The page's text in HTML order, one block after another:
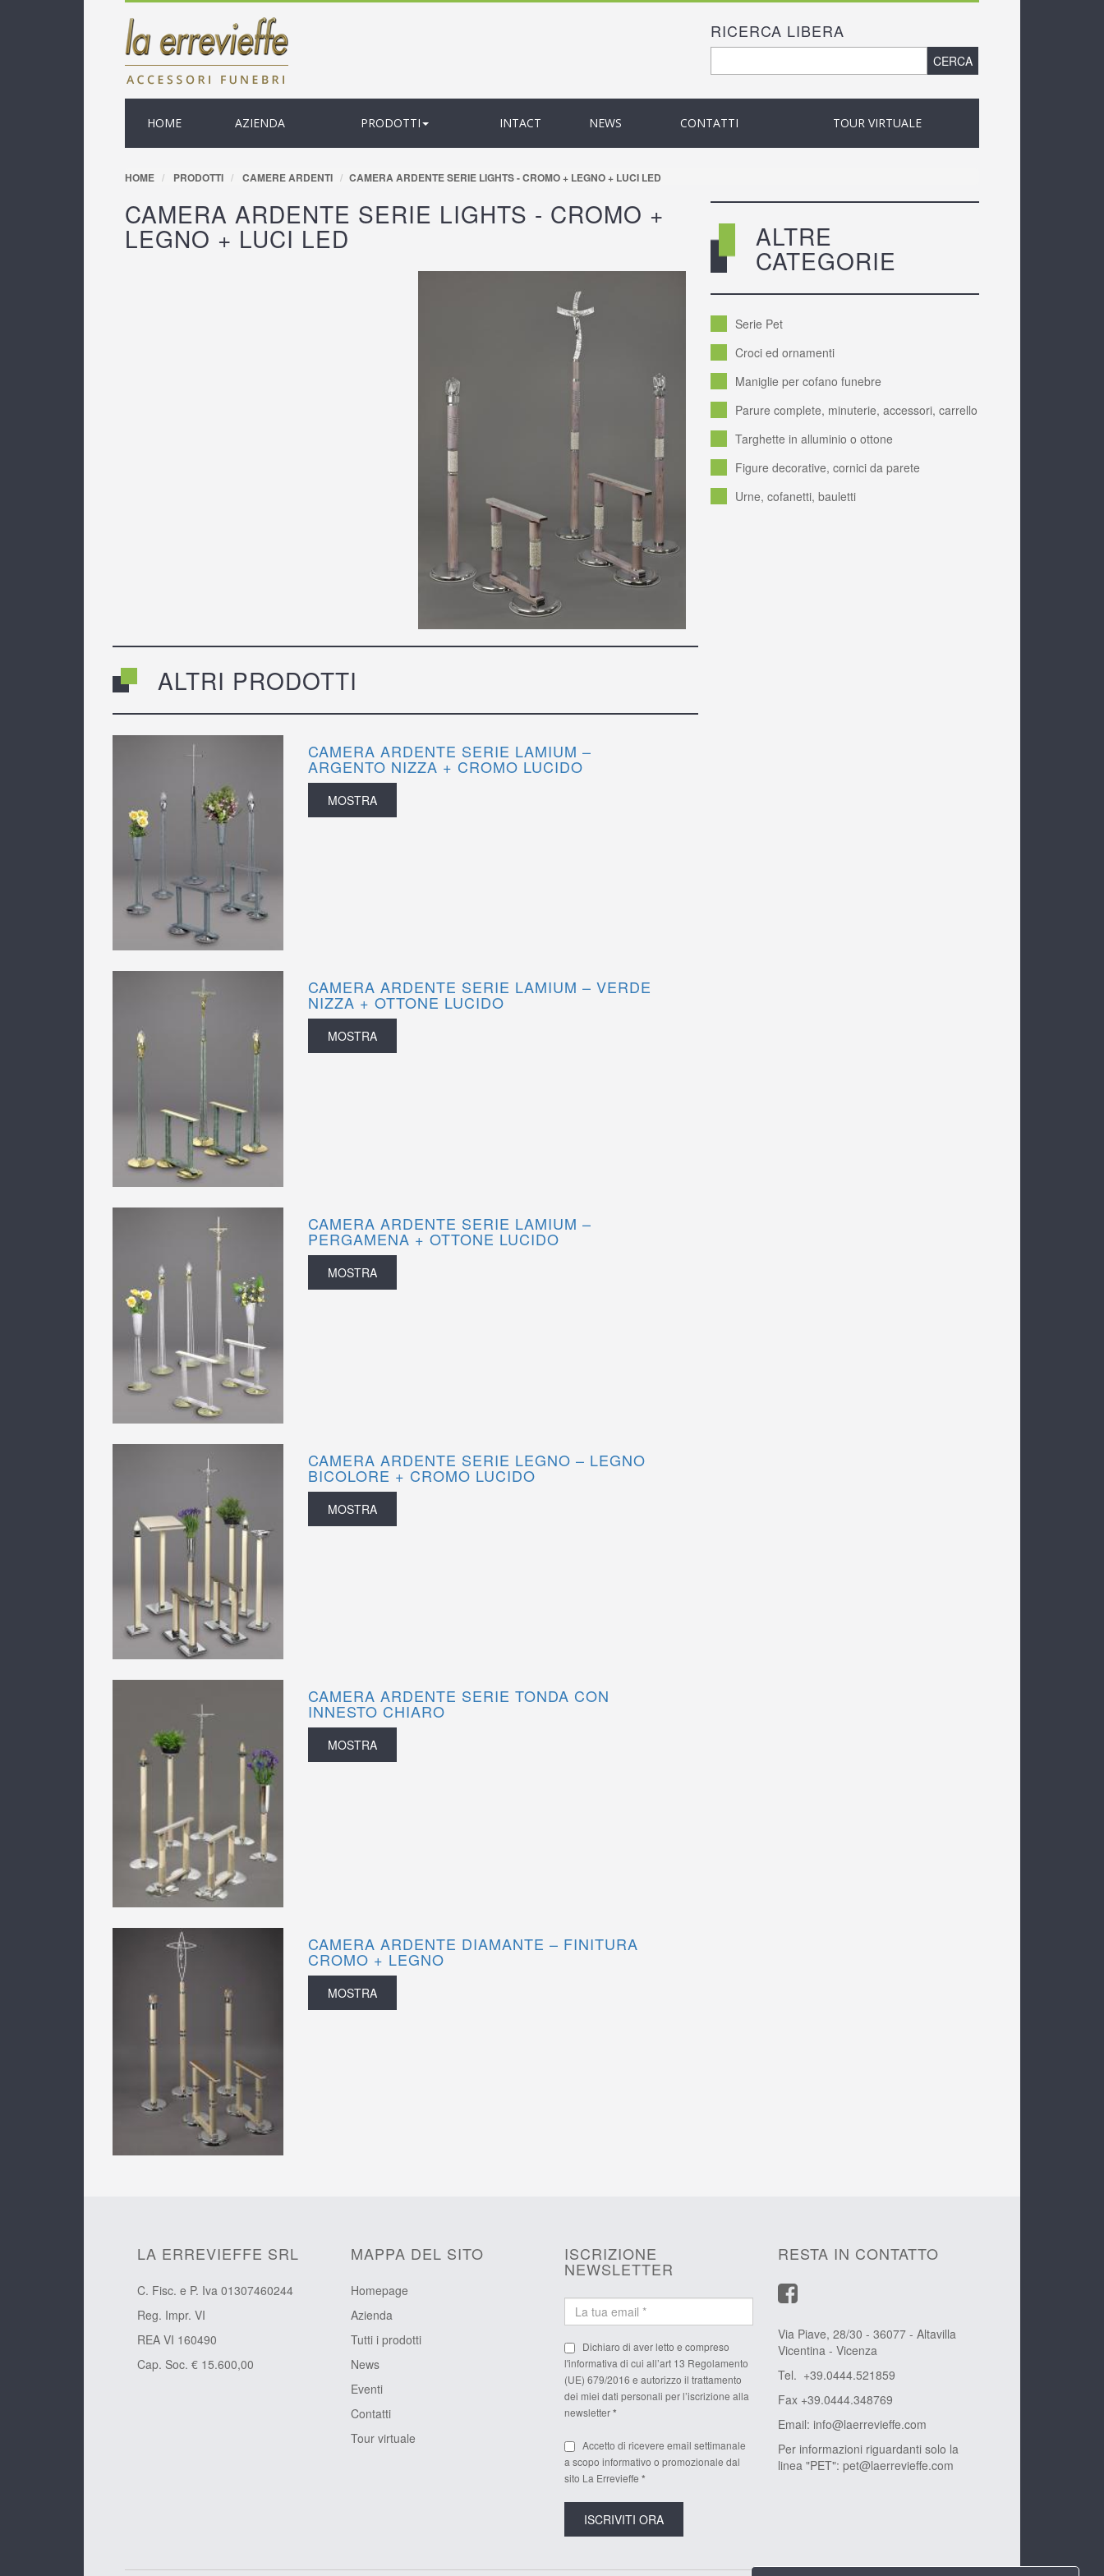
RICERCA LIBERA
FORM DI RICERCA
Cerca
HOME AZIENDA PRODOTTI INTACT NEWS CONTATTI TOUR VIRTUALE
HOME PRODOTTI CAMERE ARDENTI CAMERA ARDENTE SERIE LIGHTS - CROMO + LEGNO + LUCI LED
CAMERA ARDENTE SERIE LIGHTS - CROMO +
LEGNO + LUCI LED
ALTRI PRODOTTI
CAMERA ARDENTE SERIE LAMIUM –
ARGENTO NIZZA + CROMO LUCIDO
MOSTRA
CAMERA ARDENTE SERIE LAMIUM – VERDE
NIZZA + OTTONE LUCIDO
MOSTRA
CAMERA ARDENTE SERIE LAMIUM –
PERGAMENA + OTTONE LUCIDO
MOSTRA
CAMERA ARDENTE SERIE LEGNO – LEGNO
BICOLORE + CROMO LUCIDO
MOSTRA
CAMERA ARDENTE SERIE TONDA CON
INNESTO CHIARO
MOSTRA
CAMERA ARDENTE DIAMANTE – FINITURA
CROMO + LEGNO
MOSTRA
ALTRE
CATEGORIE
Serie Pet
Croci ed ornamenti
Maniglie per cofano funebre
Parure complete, minuterie, accessori, carrello
Targhette in alluminio o ottone
Figure decorative, cornici da parete
Urne, cofanetti, bauletti
LA ERREVIEFFE SRL
C. Fisc. e P. Iva 01307460244
Reg. Impr. VI
REA VI 160490
Cap. Soc. € 15.600,00
MAPPA DEL SITO
Homepage
Azienda
Tutti i prodotti
News
Eventi
Contatti
Tour virtuale
ISCRIZIONE
NEWSLETTER
Dichiaro di aver letto e compreso
l'informativa di cui all’art 13 Regolamento
(UE) 679/2016 e autorizzo il trattamento
dei miei dati personali per l’iscrizione alla
newsletter*
Accetto di ricevere email settimanale
a scopo informativo o promozionale dal
sito La Errevieffe *
RESTA IN CONTATTO
Via Piave, 28/30 - 36077 - Altavilla
Vicentina - Vicenza
Tel. +39.0444.521859
Fax +39.0444.348769
Email: info@laerrevieffe.com
Per informazioni riguardanti solo la
linea "PET": pet@laerrevieffe.com